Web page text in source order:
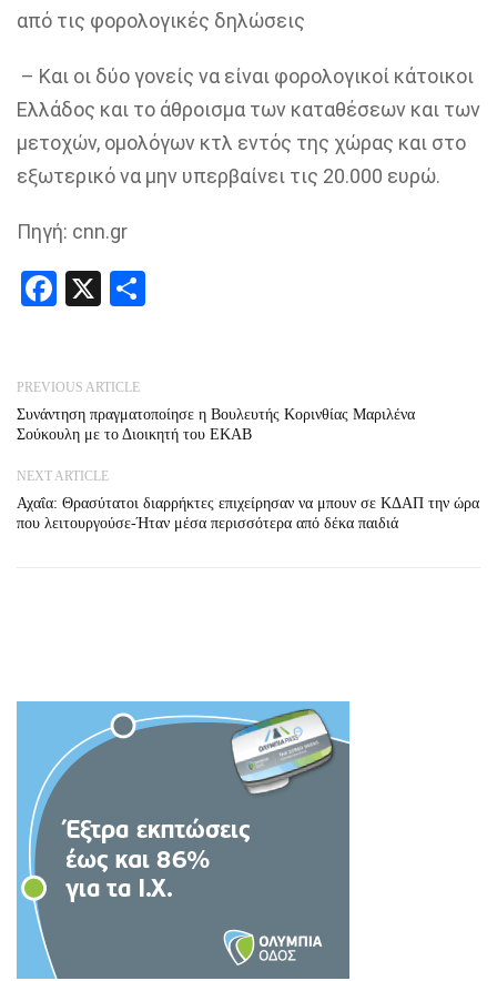
από τις φορολογικές δηλώσεις
– Και οι δύο γονείς να είναι φορολογικοί κάτοικοι
Ελλάδος και το άθροισμα των καταθέσεων και των
μετοχών, ομολόγων κτλ εντός της χώρας και στο
εξωτερικό να μην υπερβαίνει τις 20.000 ευρώ.
Πηγή: cnn.gr
Facebook
X
PREVIOUS ARTICLE
Συνάντηση πραγματοποίησε η Βουλευτής Κορινθίας Μαριλένα
Σούκουλη με το Διοικητή του ΕΚΑΒ
NEXT ARTICLE
Αχαΐα: Θρασύτατοι διαρρήκτες επιχείρησαν να μπουν σε ΚΔΑΠ την ώρα
που λειτουργούσε-Ήταν μέσα περισσότερα από δέκα παιδιά